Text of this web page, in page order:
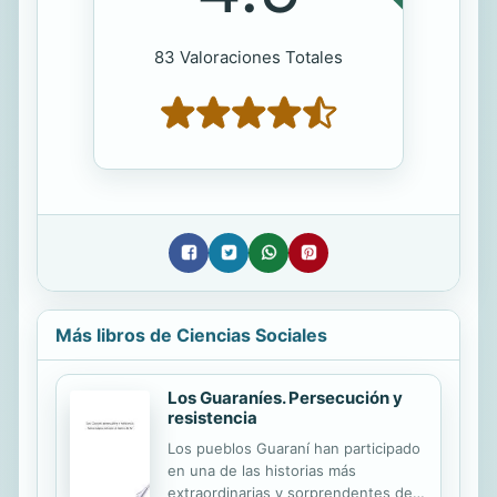
83 Valoraciones Totales
Más libros de Ciencias Sociales
Los Guaraníes. Persecución y
resistencia
Los pueblos Guaraní han participado
en una de las historias más
extraordinarias y sorprendentes de